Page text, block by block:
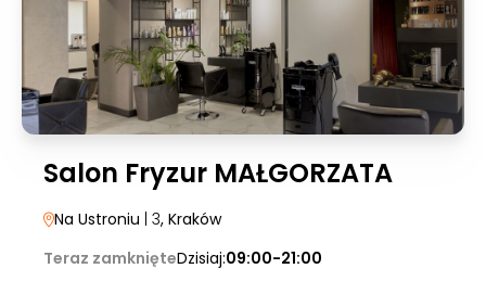
Salon Fryzur MAŁGORZATA
Na Ustroniu | 3, Kraków
Teraz zamknięteDzisiaj:09:00-21:00